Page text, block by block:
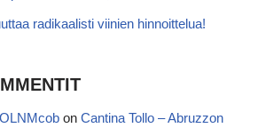
radikaalisti viinien hinnoittelua!
on Cantina Tollo – Abruzzon